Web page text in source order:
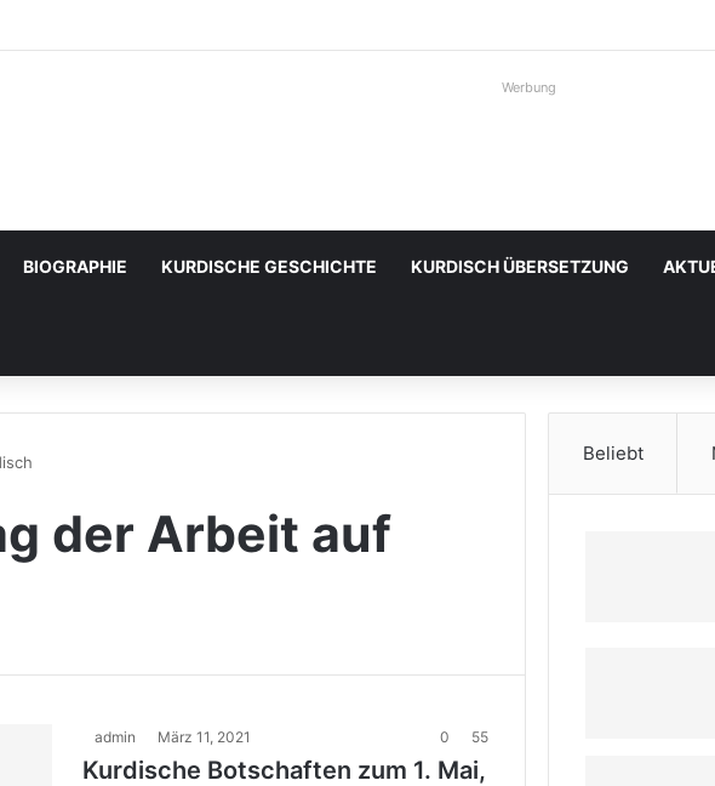
Werbung
BIOGRAPHIE KURDISCHE GESCHICHTE KURDISCH ÜBERSETZUNG
der Arbeit auf
admin März 11, 2021 0 55
Kurdische Botschaften zum 1. Mai,
Beliebt